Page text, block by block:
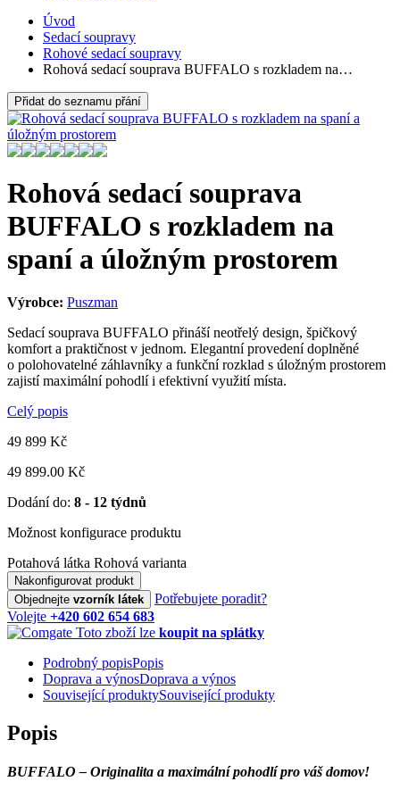
Úvod
Sedací soupravy
Rohové sedací soupravy
Rohová sedací souprava BUFFALO s rozkladem na…
Přidat do seznamu přání
Rohová sedací souprava
BUFFALO s rozkladem na
spaní a úložným prostorem
Výrobce: Puszman
Sedací souprava BUFFALO přináší neotřelý design, špičkový
komfort a praktičnost v jednom. Elegantní provedení doplněné
o polohovatelné záhlavníky a funkční rozklad s úložným prostorem
zajistí maximální pohodlí i efektivní využití místa.
Celý popis
49 899 Kč
49 899.00 Kč
Dodání do: 8 - 12 týdnů
Možnost konfigurace produktu
Potahová látka Rohová varianta
Nakonfigurovat produkt
Objednejte vzorník látek
Potřebujete poradit?
Volejte +420 602 654 683
Toto zboží lze koupit na splátky
Podrobný popisPopis
Doprava a výnosDoprava a výnos
Související produktySouvisející produkty
Popis
BUFFALO – Originalita a maximální pohodlí pro váš domov!